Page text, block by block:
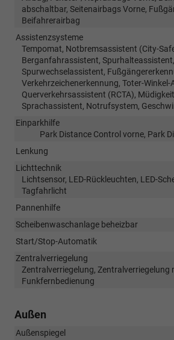
abschaltbar, Seitenairbags Vorne,
Beifahrerairbag
Assistenzsysteme
Tempomat, Notbremsassistent (City-
Berganfahrassistent, Spurhalteassistent,
Spurwechselassistent,
Verkehrzeichenerkennung, Toter-Winkel-
Querverkehrsassistent (RCTA),
Sprachassistent, Notrufsystem,
Einparkhilfe
Park Distance Control vorne, Park
Lenkung
Lichttechnik
Lichtsensor, LED-Rückleuchten, LED-
Tagfahrlicht
Pannenhilfe
Scheibenwaschanlage beheizbar
Start/Stop-Automatik
Zentralverriegelung
Zentralverriegelung, Zentralverriegelung
Funkfernbedienung
Außen
Außenspiegel